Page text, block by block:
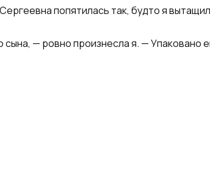
попятилась так, будто я
— ровно произнесла я. — Упаковано